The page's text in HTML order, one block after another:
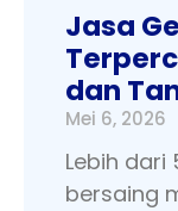
Jasa
dan
Mei 6, 2026
Lebih dari
bersaing